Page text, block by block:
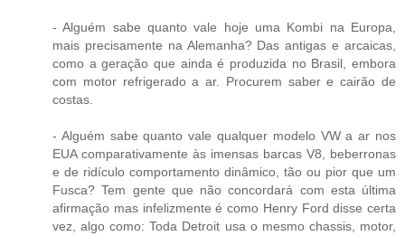
- Alguém sabe quanto vale hoje uma Kombi na Europa,
mais precisamente na Alemanha? Das antigas e arcaicas,
como a geração que ainda é produzida no Brasil, embora
com motor refrigerado a ar. Procurem saber e cairão de
costas.
- Alguém sabe quanto vale qualquer modelo VW a ar nos
EUA comparativamente às imensas barcas V8, beberronas
e de ridículo comportamento dinâmico, tão ou pior que um
Fusca? Tem gente que não concordará com esta última
afirmação mas infelizmente é como Henry Ford disse certa
vez, algo como: Toda Detroit usa o mesmo chassis, motor,